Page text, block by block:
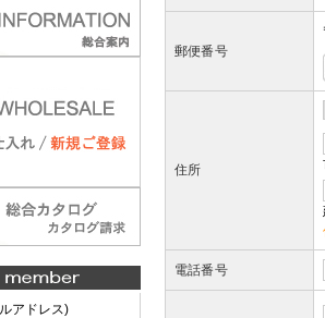
アドレス)
郵便番号
住所
電話番号